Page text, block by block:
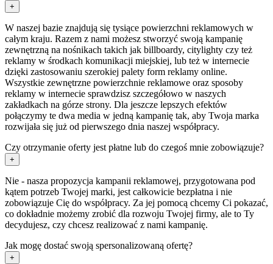
+
W naszej bazie znajdują się tysiące powierzchni reklamowych w
całym kraju. Razem z nami możesz stworzyć swoją kampanię
zewnętrzną na nośnikach takich jak billboardy, citylighty czy też
reklamy w środkach komunikacji miejskiej, lub też w internecie
dzięki zastosowaniu szerokiej palety form reklamy online.
Wszystkie zewnętrzne powierzchnie reklamowe oraz sposoby
reklamy w internecie sprawdzisz szczegółowo w naszych
zakładkach na górze strony. Dla jeszcze lepszych efektów
połączymy te dwa media w jedną kampanię tak, aby Twoja marka
rozwijała się już od pierwszego dnia naszej współpracy.
Czy otrzymanie oferty jest płatne lub do czegoś mnie zobowiązuje?
+
Nie - nasza propozycja kampanii reklamowej, przygotowana pod
kątem potrzeb Twojej marki, jest całkowicie bezpłatna i nie
zobowiązuje Cię do współpracy. Za jej pomocą chcemy Ci pokazać,
co dokładnie możemy zrobić dla rozwoju Twojej firmy, ale to Ty
decydujesz, czy chcesz realizować z nami kampanię.
Jak mogę dostać swoją spersonalizowaną ofertę?
+